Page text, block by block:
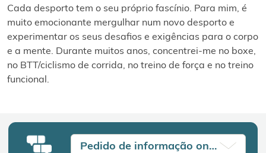
Cada desporto tem o seu próprio fascínio. Para mim, é
muito emocionante mergulhar num novo desporto e
experimentar os seus desafios e exigências para o corpo
e a mente. Durante muitos anos, concentrei-me no boxe,
no BTT/ciclismo de corrida, no treino de força e no treino
funcional.
Pedido de informação online